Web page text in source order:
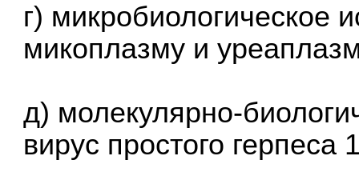
г) микробиологическое
микоплазму и
д) молекулярно-
вирус простого